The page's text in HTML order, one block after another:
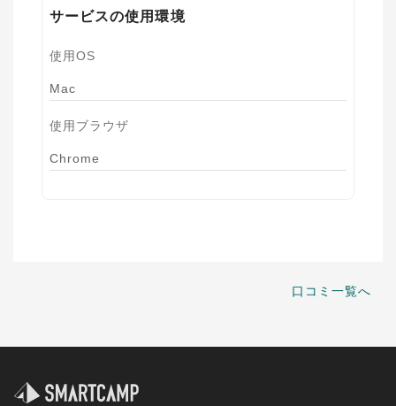
サービスの使用環境
使用OS
Mac
使用ブラウザ
Chrome
口コミ一覧へ